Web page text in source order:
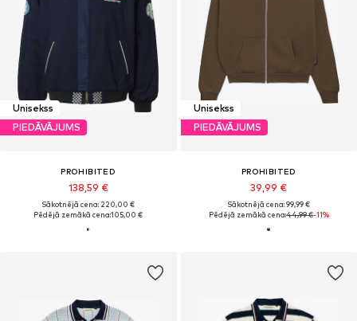
Unisekss
PIEDĀVĀJUMS
PROHIBITED
138,59 €
Sākotnējā cena: 220,00 €
Pēdējā zemākā cena:105,00 €
Unisekss
PIEDĀVĀJUMS
PROHIBITED
39,99 €
Sākotnējā cena: 99,99 €
Pēdējā zemākā cena:44,99 €-11%